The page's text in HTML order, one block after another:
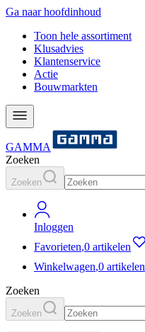
Ga naar hoofdinhoud
Toon hele assortiment
Klusadvies
Klantenservice
Actie
Bouwmarkten
GAMMA
Zoeken
Zoeken
Inloggen
Favorieten,0 artikelen
Winkelwagen,0 artikelen
Zoeken
Zoeken